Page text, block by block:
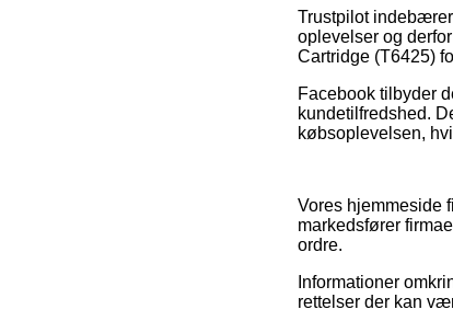
Trustpilot
oplevelser og
Cartridge (T6425)
Facebook tilbyder
kundetilfredshed.
købsoplevelsen,
Vores hjemmeside
markedsfører
ordre.
Informationer
rettelser der kan